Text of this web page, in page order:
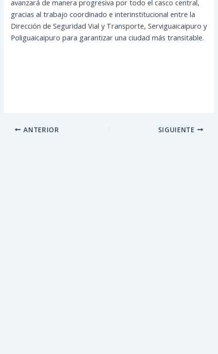
avanzará de manera progresiva por todo el casco central,
gracias al trabajo coordinado e interinstitucional entre la
Dirección de Seguridad Vial y Transporte, Serviguaicaipuro y
Poliguaicaipuro para garantizar una ciudad más transitable.
ANTERIOR SIGUIENTE